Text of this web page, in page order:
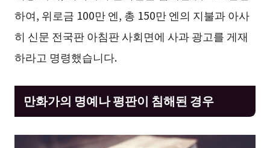
하여, 위로금 100만 엔, 총 150만 엔의 지불과 아사
히 신문 전국판 아침판 사회면에 사과 광고를 게재
하라고 명령했습니다.
만화가의 명예나 평판이 침해된 경우